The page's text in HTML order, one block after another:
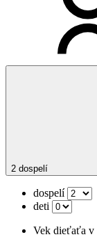
2 dospelí
dospelí
deti
Vek dieťaťa v